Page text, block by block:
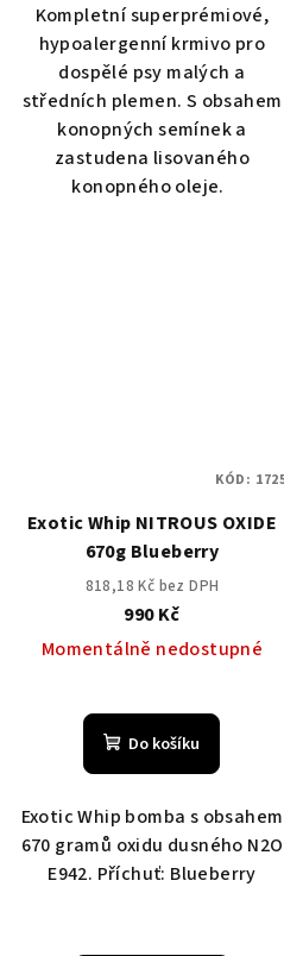
Kompletní superprémiové,
hypoalergenní krmivo pro
dospělé psy malých a
středních plemen. S obsahem
konopných semínek a
zastudena lisovaného
konopného oleje.
Exotic Whip NITROUS OXIDE
670g Blueberry
818,18 Kč bez DPH
990 Kč
Momentálně nedostupné
Do košíku
Exotic Whip bomba s obsahem
670 gramů oxidu dusného N2O
E942. Příchuť: Blueberry
KÓD: